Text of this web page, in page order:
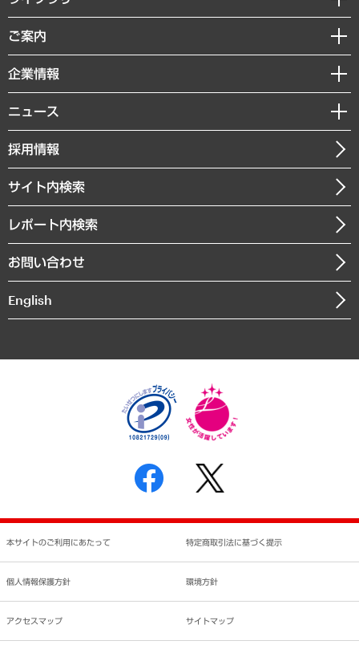
組織・人事戦略
デジタルイノベーション
共生・ダイバーシティ
GRC（ガバナンス・リスク・コンプライアンス）・防災（政策）
経済・産業・雇用・労働
まちづくり・観光・交通・スポーツ・スマートシティ
自然資源・農林水産業・食料システム
経済調査
レポート
コラム
経営用語集
受託・受注実績（官公庁関連）
メディア掲載・出演
ご案内
セミナー・イベント情報
MUFGビジネスセミナー
受託案件情報
企業情報
私たちの想い
社長メッセージ
会社概要
沿革
組織図・本部部室紹介
インドネシア現地法人
個人情報保護方針
反社会的勢力に対する基本方針
書面による個人情報の開示等の請求の手続きについて
ニュース
ニュースリリース
お知らせ
採用情報
サイト内検索
レポート内検索
お問い合わせ
English
本サイトのご利用にあたって 特定商取引法に基づく提示
個人情報保護方針 環境方針
アクセスマップ サイトマップ